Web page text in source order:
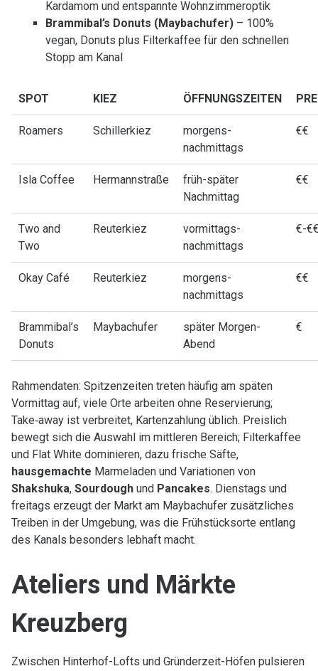
Kardamom und entspannte Wohnzimmeroptik
Brammibal’s Donuts (Maybachufer)– 100%
vegan, Donuts plus Filterkaffee für den schnellen
Stopp am Kanal
SPOT KIEZ ÖFFNUNGSZEITEN
Roamers Schillerkiez
morgens-
nachmittags
€€
Isla Coffee Hermannstraße
früh-später
Nachmittag
€€
Two and
Two
Reuterkiez
vormittags-
nachmittags
€-
Okay Café Reuterkiez
morgens-
nachmittags
€€
Brammibal’s
Donuts
Maybachufer
später Morgen-
Abend
€
Rahmendaten: Spitzenzeiten treten häufig am späten
Vormittag auf, viele Orte arbeiten ohne Reservierung;
Take‑away ist verbreitet, Kartenzahlung üblich. Preislich
bewegt sich die Auswahl im mittleren Bereich; Filterkaffee
und Flat White dominieren, dazu frische Säfte,
hausgemachte Marmeladen und Variationen von
Shakshuka, Sourdoughund Pancakes. Dienstags und
freitags erzeugt der Markt am Maybachufer zusätzliches
Treiben in der Umgebung, was die Frühstücksorte entlang
des Kanals besonders lebhaft macht.
Ateliers und Märkte
Kreuzberg
Zwischen Hinterhof-Lofts und Gründerzeit-Höfen pulsieren